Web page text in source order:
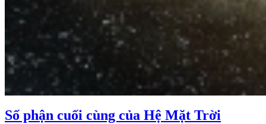
Số phận cuối cùng của Hệ Mặt Trời